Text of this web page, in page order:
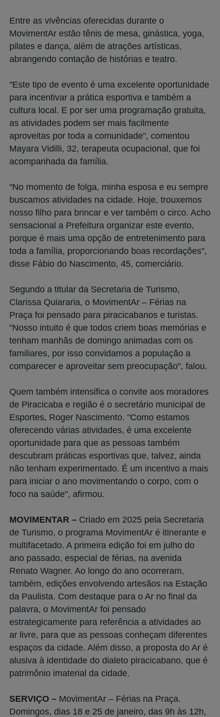
Entre as vivências oferecidas durante o
MovimentAr estão tênis de mesa, ginástica, yoga,
pilates e dança, além de atrações artísticas,
abrangendo contação de histórias e teatro.
"Este tipo de evento é uma excelente oportunidade
para incentivar a prática esportiva e também a
cultura local. E por ser uma programação gratuita,
as atividades podem ser mais facilmente
aproveitas por toda a comunidade", comentou
Mayara Vidilli, 32, terapeuta ocupacional, que foi
acompanhada da família.
"No momento de folga, minha esposa e eu sempre
buscamos atividades na cidade. Hoje, trouxemos
nosso filho para brincar e ver também o circo. Acho
sensacional a Prefeitura organizar este evento,
porque é mais uma opção de entretenimento para
toda a família, proporcionando boas recordações",
disse Fábio do Nascimento, 45, comerciário.
Segundo a titular da Secretaria de Turismo,
Clarissa Quiararia, o MovimentAr – Férias na
Praça foi pensado para piracicabanos e turistas.
"Nosso intuito é que todos criem boas memórias e
tenham manhãs de domingo animadas com os
familiares, por isso convidamos a população a
comparecer e aproveitar sem preocupação", falou.
Quem também intensifica o convite aos moradores
de Piracicaba e região é o secretário municipal de
Esportes, Roger Nascimento. "Como estamos
oferecendo várias atividades, é uma excelente
oportunidade para que as pessoas também
descubram práticas esportivas que, talvez, ainda
não tenham experimentado. É um incentivo a mais
para iniciar o ano movimentando o corpo, com o
foco na saúde", afirmou.
MOVIMENTAR – Criado em 2025 pela Secretaria
de Turismo, o programa MovimentAr é itinerante e
multifacetado. A primeira edição foi em julho do
ano passado, especial de férias, na avenida
Renato Wagner. Ao longo do ano ocorreram,
também, edições envolvendo artesãos na Estação
da Paulista. Com destaque para o Ar no final da
palavra, o MovimentAr foi pensado
estrategicamente para referência a atividades ao
ar livre, para que as pessoas conheçam diferentes
espaços da cidade. Além disso, a proposta do Ar é
alusiva à identidade do dialeto piracicabano, que é
patrimônio imaterial da cidade.
SERVIÇO – MovimentAr – Férias na Praça.
Domingos, dias 18 e 25 de janeiro, das 9h às 12h,